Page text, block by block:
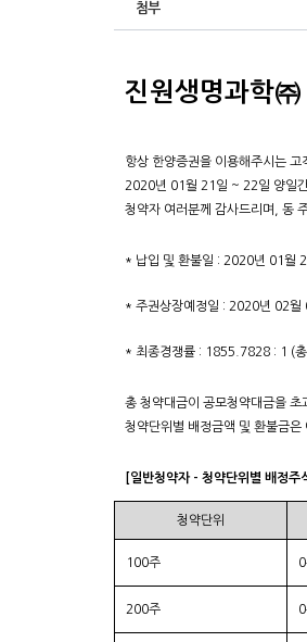
첨부
진원생명과학
항상 한양증권을 이용해주시는
2020년 01월 21일 ~ 22일 양일
청약자 여러분께 감사드리며, 동
* 납입 및 환불일 : 2020년 01월
* 주권상장예정일 : 2020년 02월
* 최종경쟁률 : 1855.7828 : 1 (
총 청약대금이 공모청약대금을
청약단위별 배정금액 및 환불금은
[일반청약자 - 청약단위별 배정주
청약단위
100주
200주